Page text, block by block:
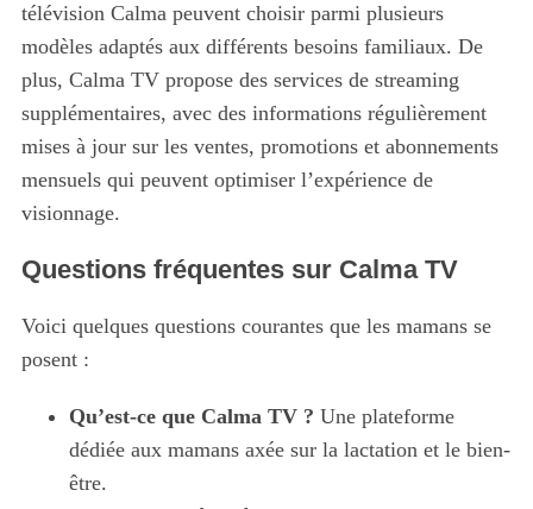
télévision Calma peuvent choisir parmi plusieurs
modèles adaptés aux différents besoins familiaux. De
plus, Calma TV propose des services de streaming
supplémentaires, avec des informations régulièrement
mises à jour sur les ventes, promotions et abonnements
mensuels qui peuvent optimiser l’expérience de
visionnage.
Questions fréquentes sur Calma TV
Voici quelques questions courantes que les mamans se
posent :
Qu’est-ce que Calma TV ? Une plateforme
dédiée aux mamans axée sur la lactation et le bien-
être.